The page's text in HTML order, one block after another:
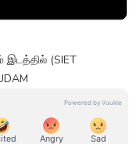
இடத்தில் (SIET